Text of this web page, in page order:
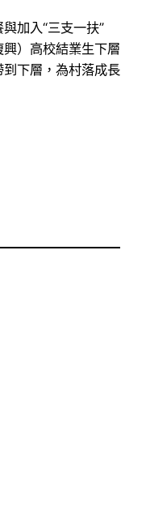
加入“三支一扶”
興）高校結業生下層
下層，為村落成長